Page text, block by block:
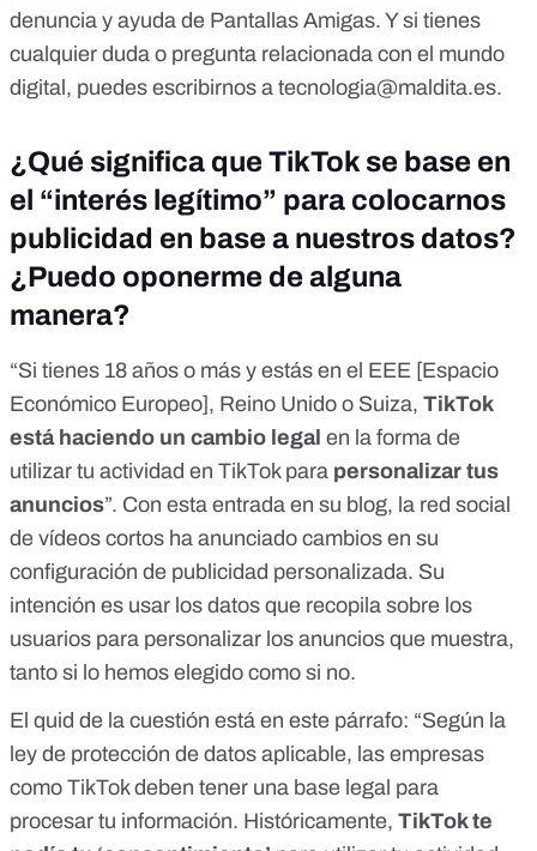
denuncia y ayuda de Pantallas Amigas. Y si tienes
cualquier duda o pregunta relacionada con el mundo
digital, puedes escribirnos a tecnologia@maldita.es.
¿Qué significa que TikTok se base en
el “interés legítimo” para colocarnos
publicidad en base a nuestros datos?
¿Puedo oponerme de alguna
manera?
“Si tienes 18 años o más y estás en el EEE [Espacio
Económico Europeo], Reino Unido o Suiza, TikTok
está haciendo un cambio legal en la forma de
utilizar tu actividad en TikTok para personalizar tus
anuncios”. Con esta entrada en su blog, la red social
de vídeos cortos ha anunciado cambios en su
configuración de publicidad personalizada. Su
intención es usar los datos que recopila sobre los
usuarios para personalizar los anuncios que muestra,
tanto si lo hemos elegido como si no.
El quid de la cuestión está en este párrafo: “Según la
ley de protección de datos aplicable, las empresas
como TikTok deben tener una base legal para
procesar tu información. Históricamente, TikTok te